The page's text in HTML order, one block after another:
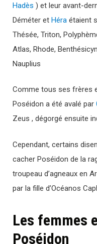
Hadès ) et leur avant-
Déméter et Héra étaient
Thésée, Triton,
Atlas, Rhode,
Nauplius
Comme tous ses frères
Poséidon a été avalé par
Zeus , dégorgé ensuite
Cependant, certains
cacher Poséidon de la
troupeau d’agneaux en
par la fille d’Océanos
Les femmes
Poséidon